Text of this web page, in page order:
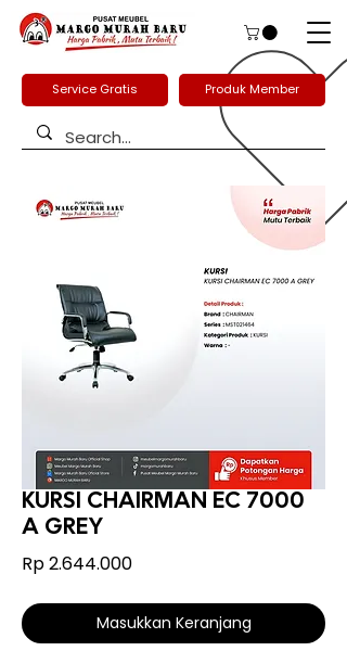
Service Gratis Produk Member
KURSI CHAIRMAN EC 7000
A GREY
Rp 2.644.000Harga
Masukkan Keranjang